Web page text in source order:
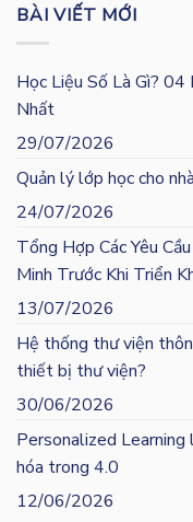
BÀI VIẾT MỚI
Học Liệu Số Là Gì?
Nhất
29/07/2026
Quản lý lớp học cho
24/07/2026
Tổng Hợp Các Yêu
Minh Trước Khi Triển
13/07/2026
Hệ thống thư viện
thiết bị thư viện?
30/06/2026
Personalized Learning
hóa trong 4.0
12/06/2026